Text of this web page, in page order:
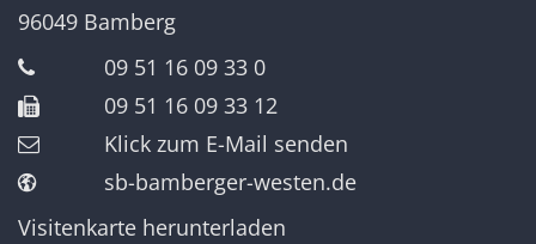
96049 Bamberg
09 51 16 09 33 0
09 51 16 09 33 12
Klick zum E-Mail senden
sb-bamberger-westen.de
Visitenkarte herunterladen